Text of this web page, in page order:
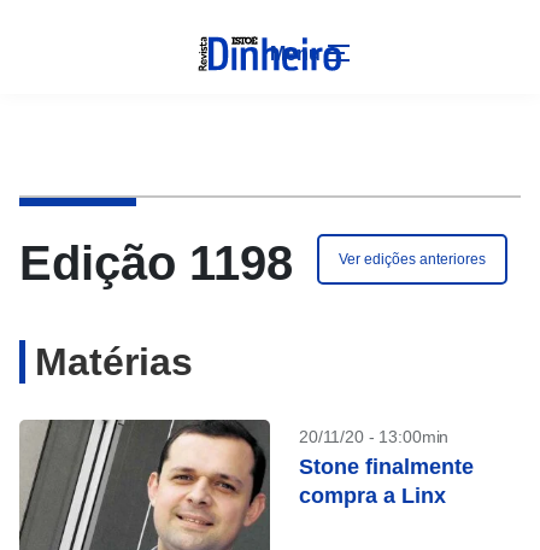
Menu
Edição 1198 Ver edições anteriores
Matérias
20/11/20 - 13:00min
Stone finalmente
compra a Linx